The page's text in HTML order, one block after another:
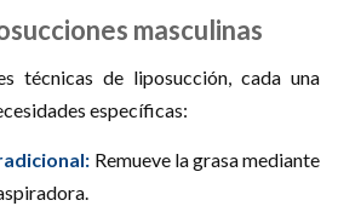
masculinas
técnicas de liposucción, cada una
específicas:
Remueve la grasa mediante